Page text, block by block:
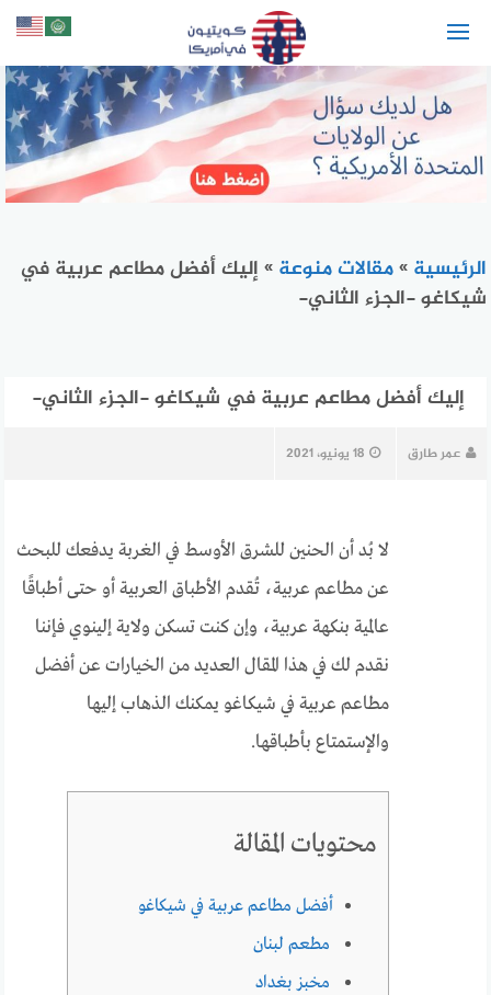
الرئيسية »مقالات منوعة » إليك أفضل مطاعم عربية في
شيكاغو -الجزء الثاني-
إليك أفضل مطاعم عربية في شيكاغو -الجزء الثاني-
عمر طارق 18 يونيو، 2021
لا بُد أن الحنين للشرق الأوسط في الغربة يدفعك للبحث
عن مطاعم عربية، تُقدم الأطباق العربية أو حتى أطباقًا
عالمية بنكهة عربية، وإن كنت تسكن ولاية إلينوي فإننا
نقدم لك في هذا المقال العديد من الخيارات عن أفضل
مطاعم عربية في شيكاغو يمكنك الذهاب إليها
والإستمتاع بأطباقها.
محتويات المقالة
أفضل مطاعم عربية في شيكاغو
مطعم لبنان
مخبز بغداد